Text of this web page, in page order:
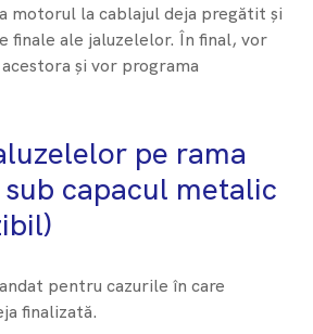
motorul la cablajul deja pregătit și
finale ale jaluzelelor. În final, vor
și vor programa
pe rama
capacul metalic
pentru cazurile în care
finalizată.